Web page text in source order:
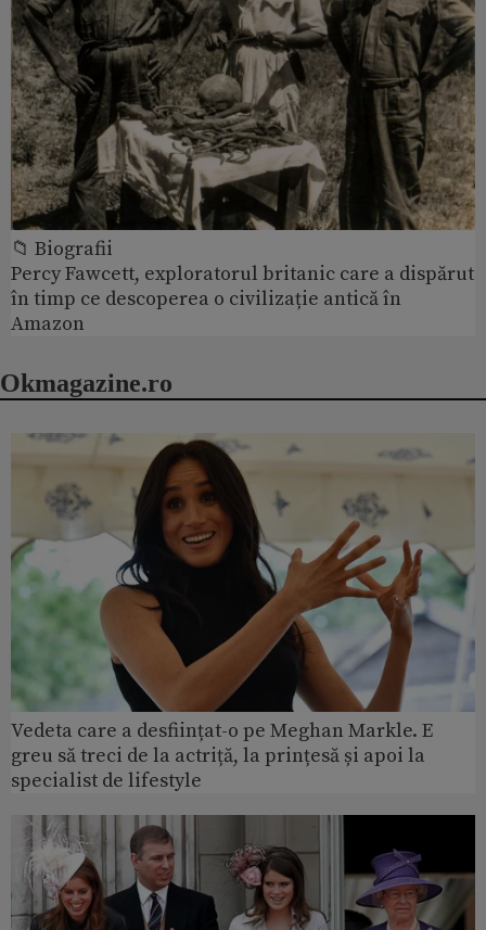
📁 Biografii
Percy Fawcett, exploratorul britanic care a dispărut
în timp ce descoperea o civilizație antică în
Amazon
Okmagazine.ro
Vedeta care a desființat-o pe Meghan Markle. E
greu să treci de la actriță, la prințesă și apoi la
specialist de lifestyle